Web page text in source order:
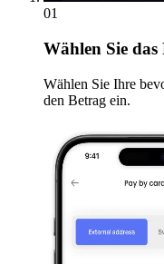
01
Wählen Sie das
Wählen Sie Ihre
den Betrag ein.